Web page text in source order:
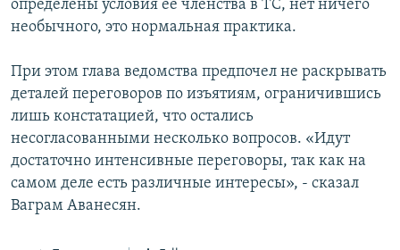
определены условия ее членства в ТС, нет ничего
необычного, это нормальная практика.
При этом глава ведомства предпочел не раскрывать
деталей переговоров по изъятиям, ограничившись
лишь констатацией, что остались
несогласованными несколько вопросов. «Идут
достаточно интенсивные переговоры, так как на
самом деле есть различные интересы», - сказал
Ваграм Аванесян.